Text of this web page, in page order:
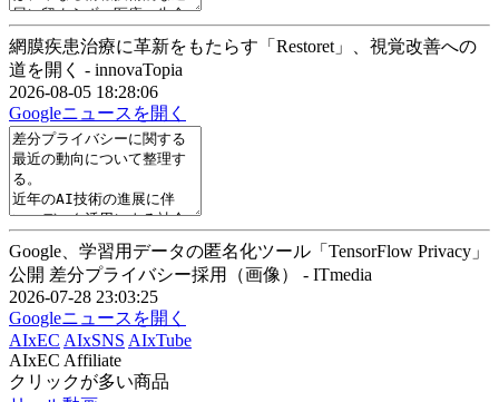
網膜疾患治療に革新をもたらす「Restoret」、視覚改善への
道を開く - innovaTopia
2026-08-05 18:28:06
Googleニュースを開く
Google、学習用データの匿名化ツール「TensorFlow Privacy」
公開 差分プライバシー採用（画像） - ITmedia
2026-07-28 23:03:25
Googleニュースを開く
AIxEC AIxSNS AIxTube
AIxEC Affiliate
クリックが多い商品